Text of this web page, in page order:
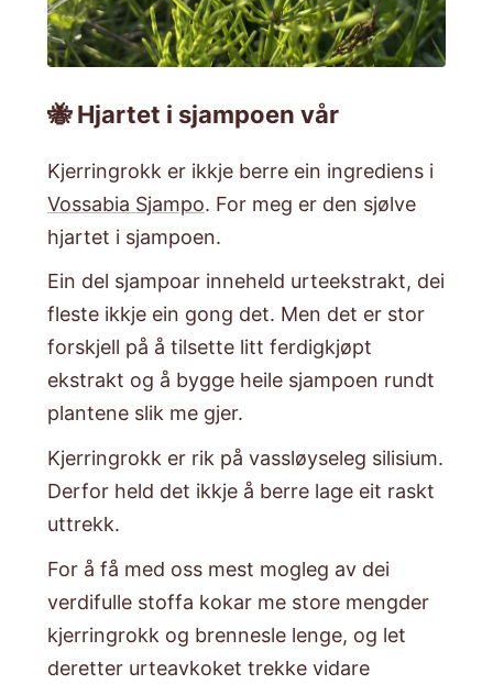
🐝 Hjartet i sjampoen vår
​Kjerringrokk er ikkje berre ein ingrediens i
Vossabia Sjampo. For meg er den sjølve
hjartet i sjampoen.
​Ein del sjampoar inneheld urteekstrakt, dei
fleste ikkje ein gong det. Men det er stor
forskjell på å tilsette litt ferdigkjøpt
ekstrakt og å bygge heile sjampoen rundt
plantene slik me gjer.
​Kjerringrokk er rik på vassløyseleg silisium.
Derfor held det ikkje å berre lage eit raskt
uttrekk.
​For å få med oss mest mogleg av dei
verdifulle stoffa kokar me store mengder
kjerringrokk og brennesle lenge, og let
deretter urteavkoket trekke vidare